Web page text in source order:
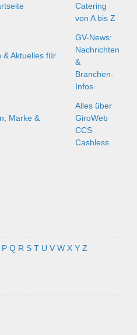
Catering
von A bis Z
GV-News:
Nachrichten
&
Branchen-
Infos
Alles über
GiroWeb
CCS
Cashless
P Q R S T U V W X Y Z